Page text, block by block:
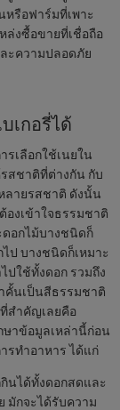
รือฟาร์มที่เพาะ
ล่งซื้อขายที่เชื่อถือ
ะความปลอดภัย
เกอรี่ได้
รเลือกใช้เนยใน
สชาติที่ต่างกัน กับ
ลายรสชาติ ดังนั้น
องเข้าใจธรรมชาติ
อกไม้บางชนิดก็
ป บางชนิดก็เหมาะ
ปใช้ทั้งดอก รวมถึง
คั้นเป็นสีธรรมชาติ
สำคัญเลยคือ
ษาข้อมูลเหล่านี้ก่อน
รทำอาหาร ได้แก่
นได้ทั้งดอกสดและ
มักจะได้รับความ